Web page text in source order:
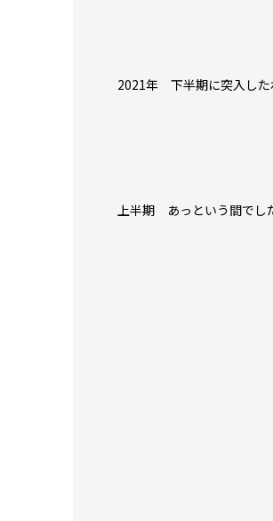
2021年 下半期に突入した
上半期 あっという間でし